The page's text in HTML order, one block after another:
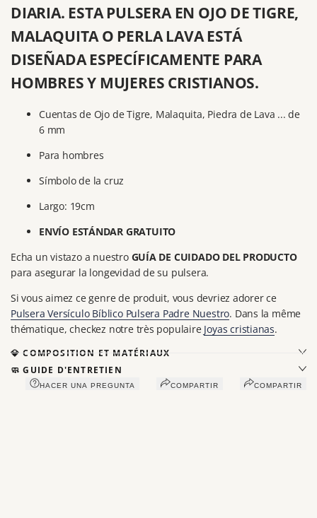
DIARIA. ESTA PULSERA EN OJO DE TIGRE,
MALAQUITA O PERLA LAVA ESTÁ
DISEÑADA ESPECÍFICAMENTE PARA
HOMBRES Y MUJERES CRISTIANOS.
Cuentas de Ojo de Tigre, Malaquita, Piedra de Lava ... de
6 mm
Para hombres
Símbolo de la cruz
Largo: 19cm
ENVÍO ESTÁNDAR GRATUITO
Echa un vistazo a nuestroGUÍA DE CUIDADO DEL PRODUCTO
para asegurar la longevidad de su pulsera.
Si vous aimez ce genre de produit, vous devriez adorer ce
Pulsera Versículo Bíblico Pulsera Padre Nuestro. Dans la même
thématique, checkez notre très populaire Joyas cristianas.
💎 COMPOSITION ET MATÉRIAUX
🧼 GUIDE D'ENTRETIEN
HACER UNA PREGUNTA COMPARTIR COMPARTIR